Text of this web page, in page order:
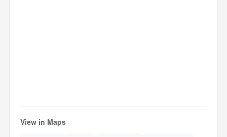
View in Maps